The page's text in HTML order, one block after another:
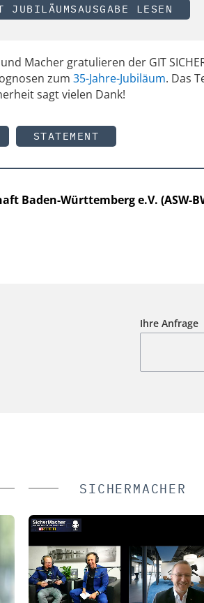
JUBILÄUMSAUSGABE LESEN
Macher gratulieren der GIT
zum 35-Jahre-Jubiläum. Das
sagt vielen Dank!
STATEMENT
Baden-Württemberg e.V. (ASW-
Ihre Anfrage
SICHERMACHER